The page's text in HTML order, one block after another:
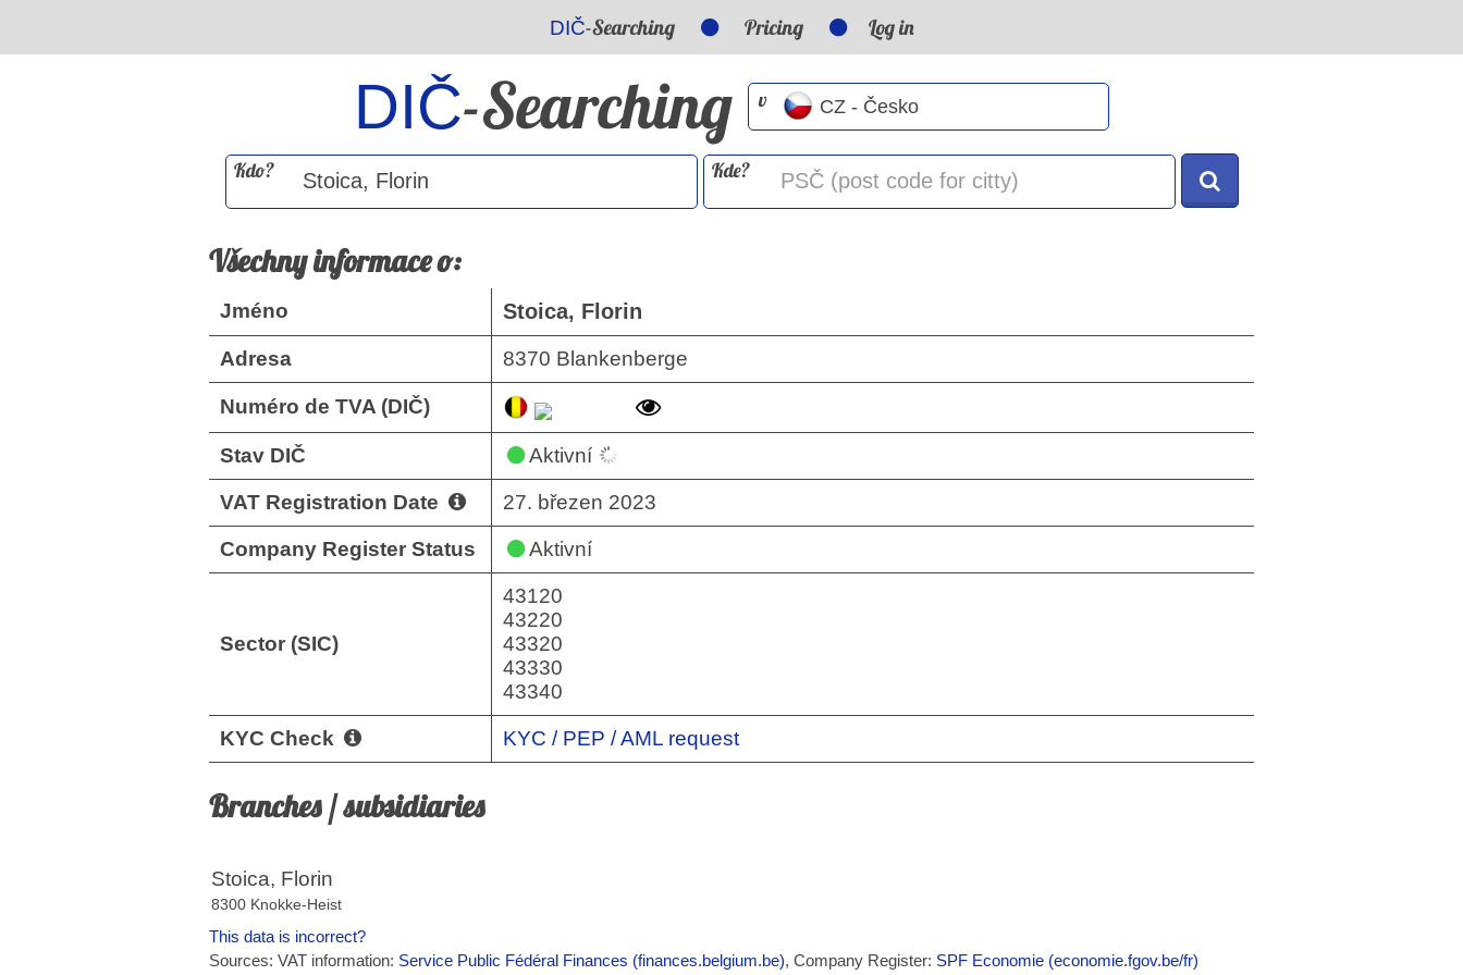
DIČ-Searching Pricing Log in
DIČ-Searching v
Kdo? Kde?
Všechny informace o:
Jméno Stoica, Florin
Adresa 8370 Blankenberge
Numéro de TVA (DIČ)
Stav DIČ Aktivní
VAT Registration Date 27. březen 2023
Company Register Status Aktivní
Sector (SIC)
43120
43220
43320
43330
43340
KYC Check KYC / PEP / AML request
Branches / subsidiaries
Stoica, Florin
8300 Knokke-Heist
This data is incorrect?
Sources: VAT information: Service Public Fédéral Finances (finances.belgium.be), Company Register: SPF Economie (economie.fgov.be/fr)